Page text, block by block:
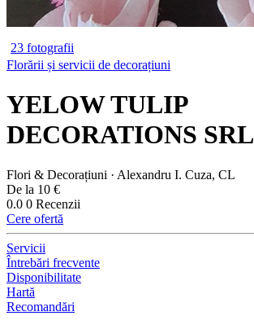
23 fotografii
Florării și servicii de decorațiuni
YELOW TULIP
DECORATIONS SRL
Flori & Decorațiuni · Alexandru I. Cuza, CL
De la 10 €
0.0 0 Recenzii
Cere ofertă
Servicii
Întrebări frecvente
Disponibilitate
Hartă
Recomandări